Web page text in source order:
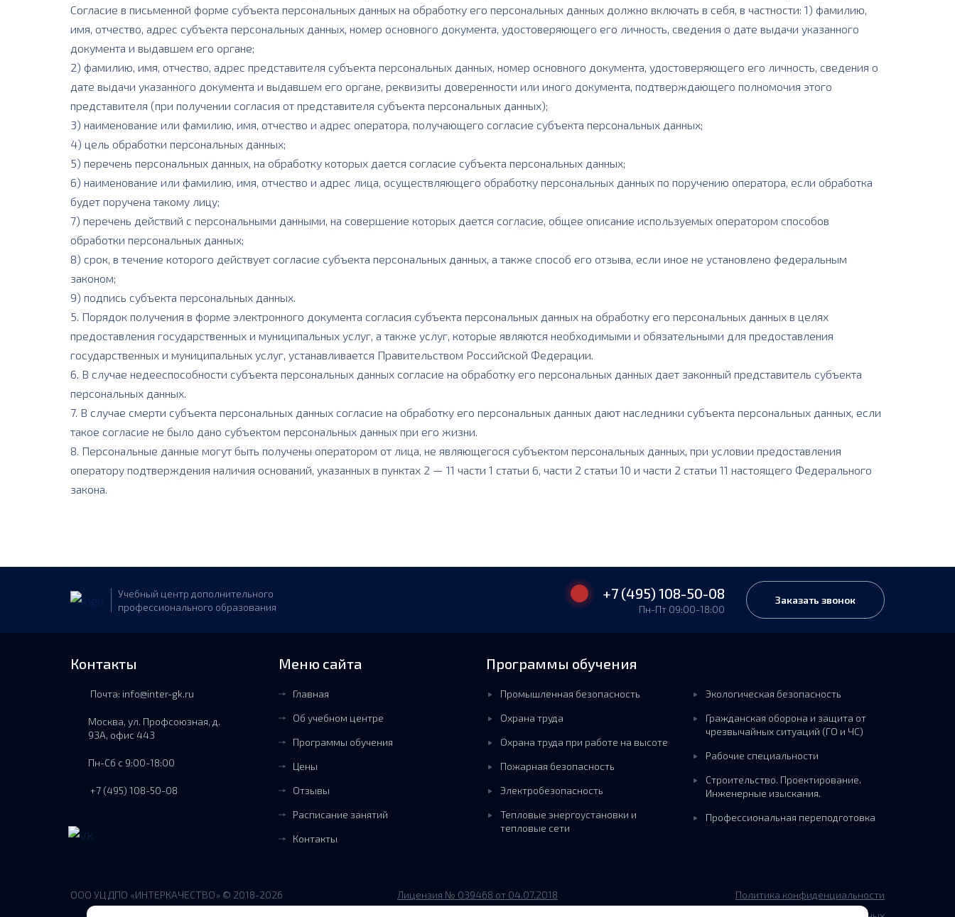
Согласие в письменной форме субъекта персональных данных на обработку его персональных данных должно включать в себя, в частности: 1) фамилию,
имя, отчество, адрес субъекта персональных данных, номер основного документа, удостоверяющего его личность, сведения о дате выдачи указанного
документа и выдавшем его органе;
2) фамилию, имя, отчество, адрес представителя субъекта персональных данных, номер основного документа, удостоверяющего его личность, сведения о
дате выдачи указанного документа и выдавшем его органе, реквизиты доверенности или иного документа, подтверждающего полномочия этого
представителя (при получении согласия от представителя субъекта персональных данных);
3) наименование или фамилию, имя, отчество и адрес оператора, получающего согласие субъекта персональных данных;
4) цель обработки персональных данных;
5) перечень персональных данных, на обработку которых дается согласие субъекта персональных данных;
6) наименование или фамилию, имя, отчество и адрес лица, осуществляющего обработку персональных данных по поручению оператора, если обработка
будет поручена такому лицу;
7) перечень действий с персональными данными, на совершение которых дается согласие, общее описание используемых оператором способов
обработки персональных данных;
8) срок, в течение которого действует согласие субъекта персональных данных, а также способ его отзыва, если иное не установлено федеральным
законом;
9) подпись субъекта персональных данных.
5. Порядок получения в форме электронного документа согласия субъекта персональных данных на обработку его персональных данных в целях
предоставления государственных и муниципальных услуг, а также услуг, которые являются необходимыми и обязательными для предоставления
государственных и муниципальных услуг, устанавливается Правительством Российской Федерации.
6. В случае недееспособности субъекта персональных данных согласие на обработку его персональных данных дает законный представитель субъекта
персональных данных.
7. В случае смерти субъекта персональных данных согласие на обработку его персональных данных дают наследники субъекта персональных данных, если
такое согласие не было дано субъектом персональных данных при его жизни.
8. Персональные данные могут быть получены оператором от лица, не являющегося субъектом персональных данных, при условии предоставления
оператору подтверждения наличия оснований, указанных в пунктах 2 — 11 части 1 статьи 6, части 2 статьи 10 и части 2 статьи 11 настоящего Федерального
закона.
Учебный центр дополнительного
профессионального образования
+7 (495) 108-50-08
Пн-Пт 09:00-18:00
Заказать звонок
Контакты
Почта: info@inter-gk.ru
Москва, ул. Профсоюзная, д.
93А, офис 443
Пн-Сб с 9:00-18:00
+7 (495) 108-50-08
Меню сайта
Главная
Об учебном центре
Программы обучения
Цены
Отзывы
Расписание занятий
Контакты
Программы обучения
Промышленная безопасность
Охрана труда
Охрана труда при работе на высоте
Пожарная безопасность
Электробезопасность
Тепловые энергоустановки и
тепловые сети
Экологическая безопасность
Гражданская оборона и защита от
чрезвычайных ситуаций (ГО и ЧС)
Рабочие специальности
Строительство. Проектирование.
Инженерные изыскания.
Профессиональная переподготовка
ООО УЦ ДПО «ИНТЕРКАЧЕСТВО» © 2018-2026
Лицензия № 039468 от 04.07.2018
Политика конфиденциальности